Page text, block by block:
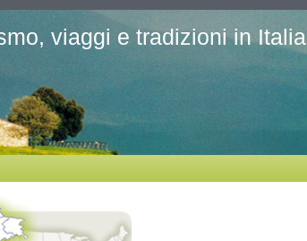
viaggi e tradizioni in Italia